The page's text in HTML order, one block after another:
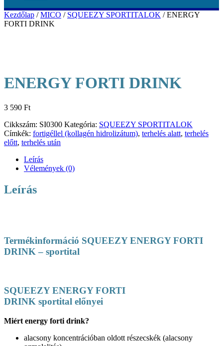
Kezdőlap /MICO / SQUEEZY SPORTITALOK / ENERGY
FORTI DRINK
ENERGY FORTI DRINK
3 590 Ft
Cikkszám: SI0300 Kategória: SQUEEZY SPORTITALOK
Címkék: fortigéllel (kollagén hidrolizátum), terhelés alatt, terhelés
előtt, terhelés után
Leírás
Vélemények (0)
Leírás
Termékinformáció SQUEEZY ENERGY FORTI
DRINK – sportital
SQUEEZY ENERGY FORTI
DRINK sportital előnyei
Miért energy forti drink?
alacsony koncentrációban oldott részecskék (alacsony